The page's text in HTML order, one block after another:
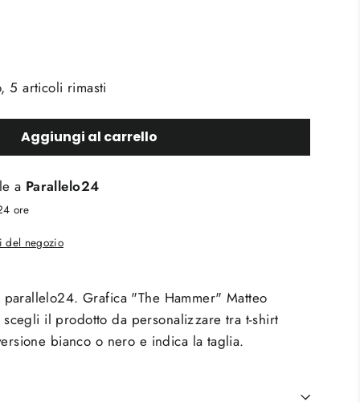
5 articoli rimasti
Aggiungi al carrello
a Parallelo24
ore
del negozio
parallelo24. Grafica "The Hammer" Matteo
scegli il prodotto da personalizzare tra t-shirt
bianco o nero e indica la taglia.